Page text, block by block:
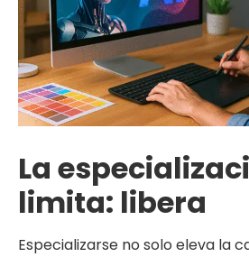
La
limita: libera
Especializarse no solo eleva la